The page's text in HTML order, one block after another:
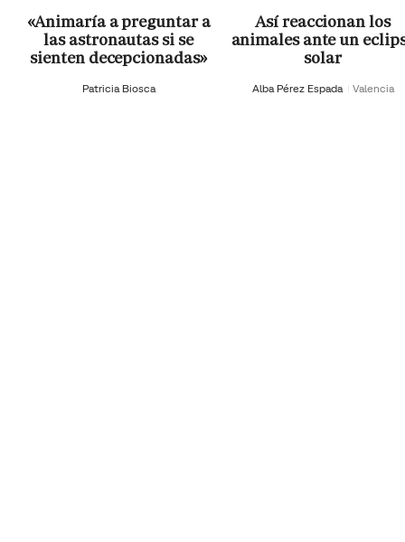
«Animaría a preguntar a
las astronautas si se
sienten decepcionadas»
Patricia Biosca
Así reaccionan los
animales ante un
solar
Alba Pérez Espada Valencia